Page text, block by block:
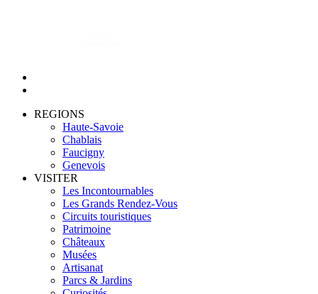
REGIONS
Haute-Savoie
Chablais
Faucigny
Genevois
VISITER
Les Incontournables
Les Grands Rendez-Vous
Circuits touristiques
Patrimoine
Châteaux
Musées
Artisanat
Parcs & Jardins